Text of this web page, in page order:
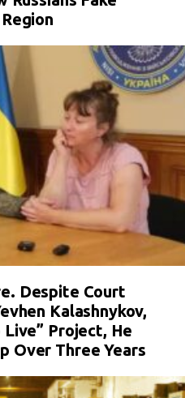
Despite Court
Kalashnykov,
Project, He
Over Three Years